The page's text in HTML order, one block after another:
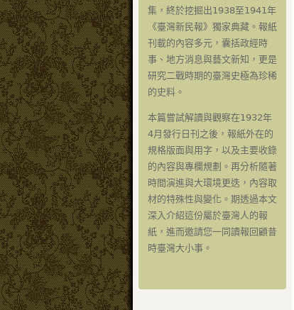
集，終於挖掘出1938至1941年
《臺灣新民報》獨家典藏。報紙
刊載的內容多元，囊括政經時
事、地方消息與藝文新知，更是
研究二戰時期的臺灣史極為珍稀
的史料。
本篇嘗試解讀與觀察在1932年
4月發行日刊之後，報紙外在的
規格版面與用字，以及主要收錄
的內容與專欄規劃。再分析隨著
時間演進與大環境更迭，內容取
材的特殊性與變化。期透過本文
深入介紹這份屬於臺灣人的報
紙，進而邀請您一同讀報回顧昔
時臺灣大小事。